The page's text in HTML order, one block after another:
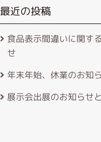
最近の投稿
食品表示間違いに関す
せ
年末年始、休業のお知ら
展示会出展のお知らせ